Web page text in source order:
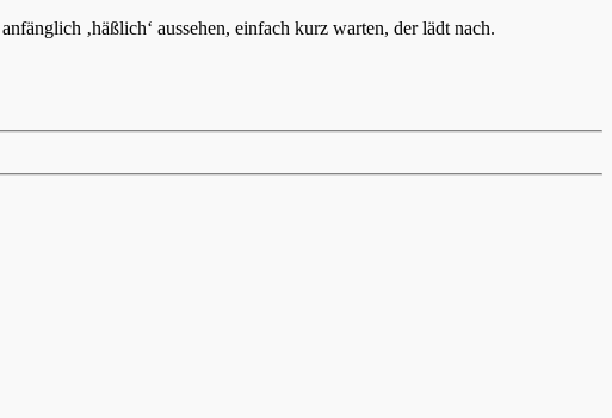
‚häßlich‘ aussehen, einfach kurz warten, der lädt nach.